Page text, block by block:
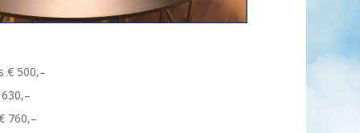
€ 500,–
760,–